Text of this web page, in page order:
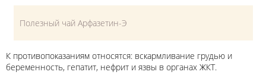
Полезный чай Арфазетин-Э
К противопоказаниям относятся: вскармливание грудью и
беременность, гепатит, нефрит и язвы в органах ЖКТ.